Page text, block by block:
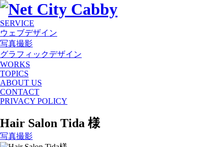
SERVICE
ウェブデザイン
写真撮影
グラフィックデザイン
WORKS
TOPICS
ABOUT US
CONTACT
PRIVACY POLICY
Hair Salon Tida 様
写真撮影